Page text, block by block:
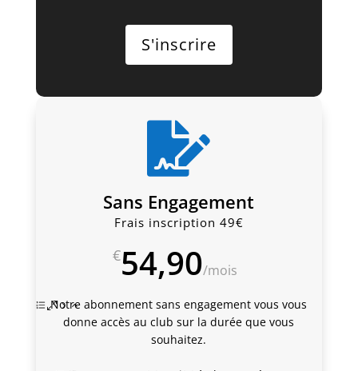
S'inscrire

Sans Engagement
Frais inscription 49€
€54,90/mois
Notre abonnement sans engagement vous vous
donne accès au club sur la durée que vous
souhaitez.